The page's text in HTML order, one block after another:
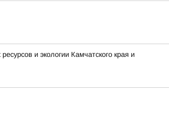
и экологии Камчатского края и